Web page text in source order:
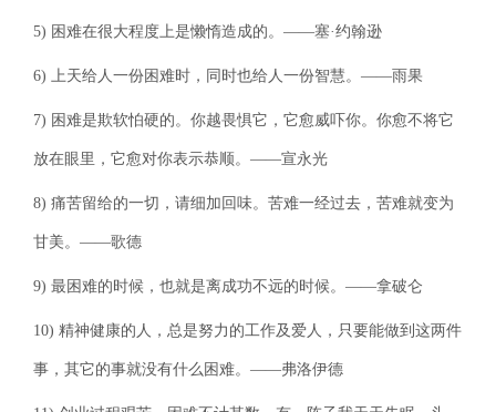
5) 困难在很大程度上是懒惰造成的。——塞·约翰逊
6) 上天给人一份困难时，同时也给人一份智慧。——雨果
7) 困难是欺软怕硬的。你越畏惧它，它愈威吓你。你愈不将它
放在眼里，它愈对你表示恭顺。——宣永光
8) 痛苦留给的一切，请细加回味。苦难一经过去，苦难就变为
甘美。——歌德
9) 最困难的时候，也就是离成功不远的时候。——拿破仑
10) 精神健康的人，总是努力的工作及爱人，只要能做到这两件
事，其它的事就没有什么困难。——弗洛伊德